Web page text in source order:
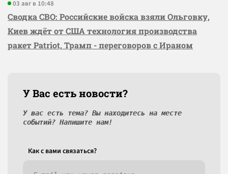
03 авг в 10:48
Сводка СВО: Российские войска взяли Ольговку,
Киев ждёт от США технология производства
ракет Patriot, Трамп - переговоров с Ираном
У Вас есть новости?
У вас есть тема? Вы находитесь на месте
событий? Напишите нам!
Как c вами связаться?